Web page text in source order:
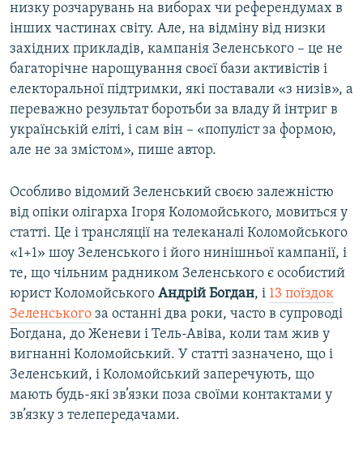
низку розчарувань на виборах чи референдумах в
інших частинах світу. Але, на відміну від низки
західних прикладів, кампанія Зеленського – це не
багаторічне нарощування своєї бази активістів і
електоральної підтримки, які поставали «з низів», а
переважно результат боротьби за владу й інтриг в
українській еліті, і сам він – «популіст за формою,
але не за змістом», пише автор.
Особливо відомий Зеленський своєю залежністю
від опіки олігарха Ігоря Коломойського, мовиться у
статті. Це і трансляції на телеканалі Коломойського
«1+1» шоу Зеленського і його нинішньої кампанії, і
те, що чільним радником Зеленського є особистий
юрист Коломойського Андрій Богдан, і 13 поїздок
Зеленського за останні два роки, часто в супроводі
Богдана, до Женеви і Тель-Авіва, коли там жив у
вигнанні Коломойський. У статті зазначено, що і
Зеленський, і Коломойський заперечують, що
мають будь-які зв’язки поза своїми контактами у
зв’язку з телепередачами.